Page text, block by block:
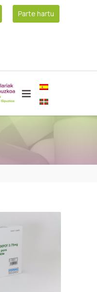
Parte hartu